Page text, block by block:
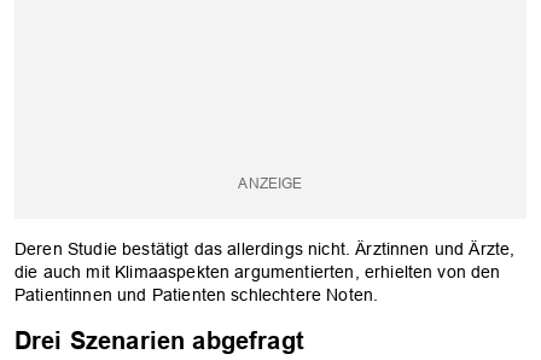
Deren Studie bestätigt das allerdings nicht. Ärztinnen und Ärzte,
die auch mit Klimaaspekten argumentierten, erhielten von den
Patientinnen und Patienten schlechtere Noten.
Drei Szenarien abgefragt